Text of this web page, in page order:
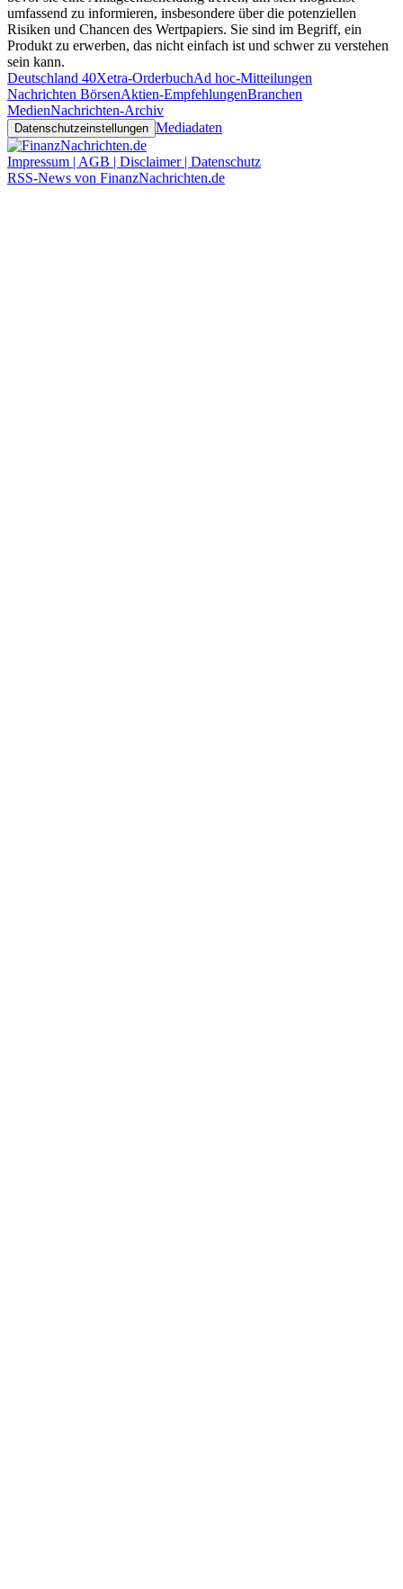
umfassend zu informieren, insbesondere über die potenziellen
Risiken und Chancen des Wertpapiers. Sie sind im Begriff, ein
Produkt zu erwerben, das nicht einfach ist und schwer zu verstehen
sein kann.
Deutschland 40Xetra-OrderbuchAd hoc-Mitteilungen
Nachrichten BörsenAktien-EmpfehlungenBranchen
MedienNachrichten-Archiv
Datenschutzeinstellungen Mediadaten
Impressum | AGB | Disclaimer | Datenschutz
RSS-News von FinanzNachrichten.de